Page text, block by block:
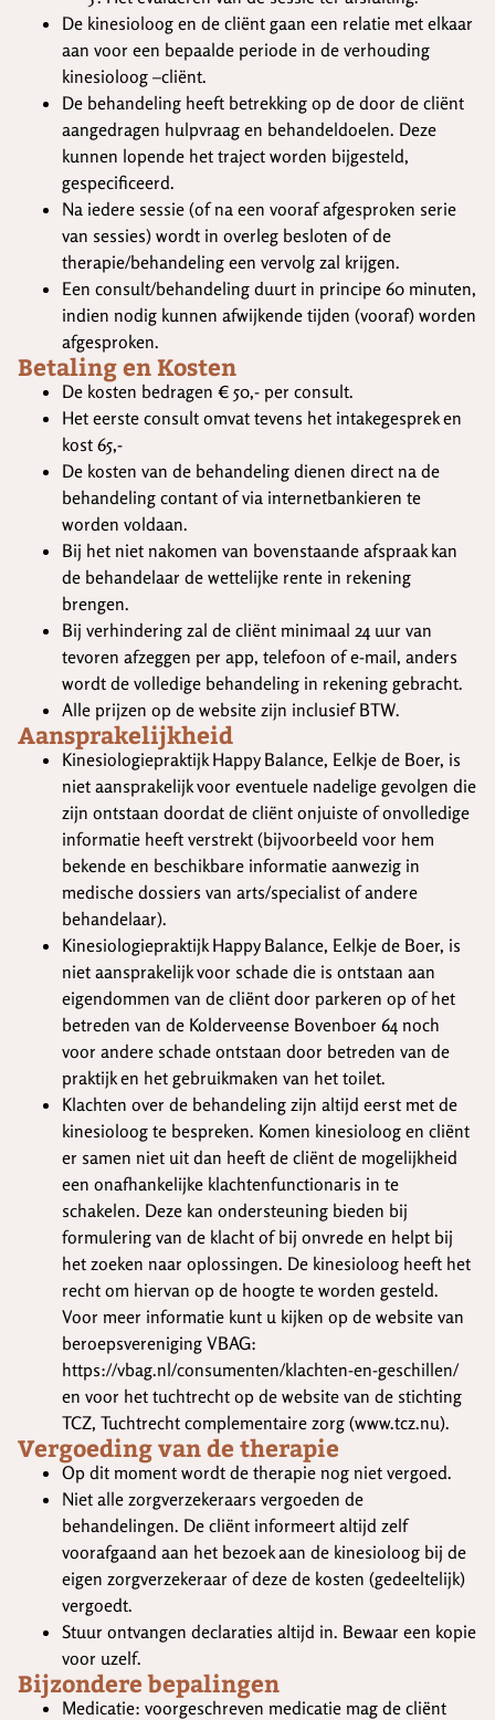
De kinesioloog en de cliënt gaan een relatie met elkaar
aan voor een bepaalde periode in de verhouding
kinesioloog –cliënt.
De behandeling heeft betrekking op de door de cliënt
aangedragen hulpvraag en behandeldoelen. Deze
kunnen lopende het traject worden bijgesteld,
gespecificeerd.
Na iedere sessie (of na een vooraf afgesproken serie
van sessies) wordt in overleg besloten of de
therapie/behandeling een vervolg zal krijgen.
Een consult/behandeling duurt in principe 60 minuten,
indien nodig kunnen afwijkende tijden (vooraf) worden
afgesproken.
Betaling en Kosten
De kosten bedragen € 50,- per consult.
Het eerste consult omvat tevens het intakegesprek en
kost 65,-
De kosten van de behandeling dienen direct na de
behandeling contant of via internetbankieren te
worden voldaan.
Bij het niet nakomen van bovenstaande afspraak kan
de behandelaar de wettelijke rente in rekening
brengen.
Bij verhindering zal de cliënt minimaal 24 uur van
tevoren afzeggen per app, telefoon of e-mail, anders
wordt de volledige behandeling in rekening gebracht.
Alle prijzen op de website zijn inclusief BTW.
Aansprakelijkheid
Kinesiologiepraktijk Happy Balance, Eelkje de Boer, is
niet aansprakelijk voor eventuele nadelige gevolgen die
zijn ontstaan doordat de cliënt onjuiste of onvolledige
informatie heeft verstrekt (bijvoorbeeld voor hem
bekende en beschikbare informatie aanwezig in
medische dossiers van arts/specialist of andere
behandelaar).
Kinesiologiepraktijk Happy Balance, Eelkje de Boer, is
niet aansprakelijk voor schade die is ontstaan aan
eigendommen van de cliënt door parkeren op of het
betreden van de Kolderveense Bovenboer 64 noch
voor andere schade ontstaan door betreden van de
praktijk en het gebruikmaken van het toilet.
Klachten over de behandeling zijn altijd eerst met de
kinesioloog te bespreken. Komen kinesioloog en cliënt
er samen niet uit dan heeft de cliënt de mogelijkheid
een onafhankelijke klachtenfunctionaris in te
schakelen. Deze kan ondersteuning bieden bij
formulering van de klacht of bij onvrede en helpt bij
het zoeken naar oplossingen. De kinesioloog heeft het
recht om hiervan op de hoogte te worden gesteld.
Voor meer informatie kunt u kijken op de website van
beroepsvereniging VBAG:
https://vbag.nl/consumenten/klachten-en-geschillen/
en voor het tuchtrecht op de website van de stichting
TCZ, Tuchtrecht complementaire zorg (www.tcz.nu).
Vergoeding van de therapie
Op dit moment wordt de therapie nog niet vergoed.
Niet alle zorgverzekeraars vergoeden de
behandelingen. De cliënt informeert altijd zelf
voorafgaand aan het bezoek aan de kinesioloog bij de
eigen zorgverzekeraar of deze de kosten (gedeeltelijk)
vergoedt.
Stuur ontvangen declaraties altijd in. Bewaar een kopie
voor uzelf.
Bijzondere bepalingen
Medicatie: voorgeschreven medicatie mag de cliënt